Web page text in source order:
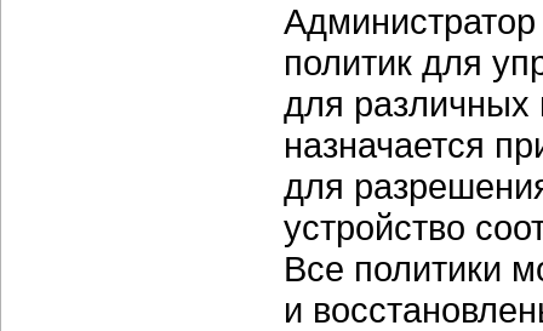
политик для
для различных
назначается
для
устройство
Все политики
и